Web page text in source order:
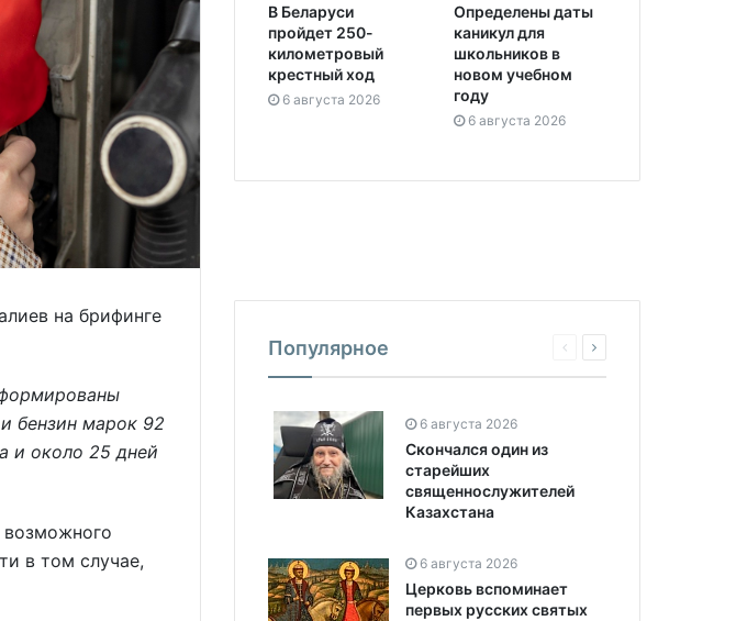
на брифинге
бензин марок 92
и около 25 дней
в том случае,
В Беларуси
пройдет 250-
километровый
крестный ход
6 августа 2026
Определены даты
каникул для
школьников в
новом учебном
году
6 августа 2026
Популярное
6 августа 2026
Скончался один из
старейших
священнослужителей
Казахстана
6 августа 2026
Церковь вспоминает
первых русских святых